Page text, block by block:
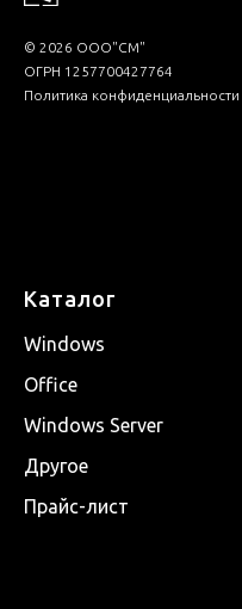
© 2026 ООО"СМ"
ОГРН 1257700427764
Политика конфиденциальности
Каталог
Windows
Office
Windows Server
Другое
Прайс-лист